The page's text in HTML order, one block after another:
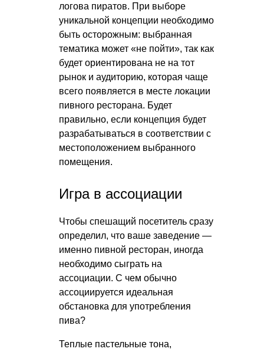
логова пиратов. При выборе
уникальной концепции необходимо
быть осторожным: выбранная
тематика может «не пойти», так как
будет ориентирована не на тот
рынок и аудиторию, которая чаще
всего появляется в месте локации
пивного ресторана. Будет
правильно, если концепция будет
разрабатываться в соответствии с
местоположением выбранного
помещения.
Игра в ассоциации
Чтобы спешащий посетитель сразу
определил, что ваше заведение —
именно пивной ресторан, иногда
необходимо сыграть на
ассоциации. С чем обычно
ассоциируется идеальная
обстановка для употребления
пива?
Теплые пастельные тона,